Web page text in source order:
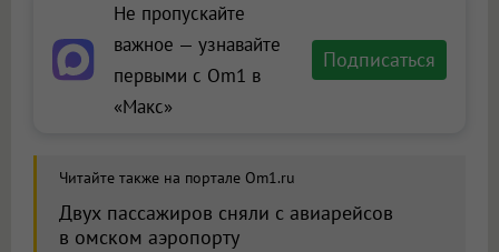
Не пропускайте
важное — узнавайте
первыми с Om1 в
«Макс»
Подписаться
Читайте также на портале Om1.ru
Двух пассажиров сняли с авиарейсов
в омском аэропорту